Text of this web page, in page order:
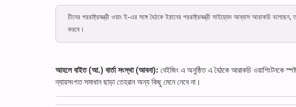
চীনের পররাষ্ট্রমন্ত্রী ওয়াং ই-এর সঙ্গে বৈঠকে ইরানের পররাষ্ট্রমন্ত্রী সাইয়্যেদ আব্বাস আরাকচি
করবে।
আহলে বাইত (আ.) বার্তা সংস্থা (আবনা): বেইজিং এ অনুষ্ঠিত এ বৈঠকে আরাকচি ওয়াশিংটনকে
ন্যায়সংগত সমাধান ছাড়া তেহরান অন্য কিছু মেনে নেবে না।